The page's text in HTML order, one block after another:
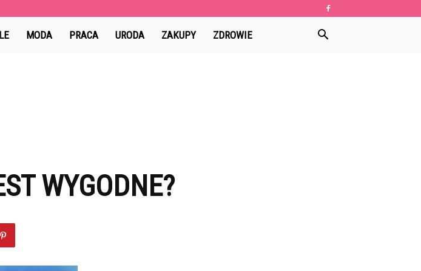
MODA PRACA URODA ZAKUPY ZDROWIE
WYGODNE?